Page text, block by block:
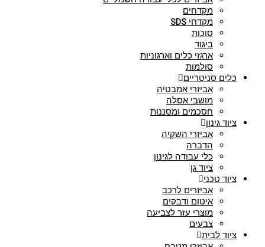
מקדחים
מקדחי SDS
סוכות
ביגוד
ארגזי כלים וארגוניות
סולמות
כלים סניטריים
אביזרי אמבטיה
מושבי אסלה
חסכמים ומסננות
ציוד גינון
אביזרי השקיה
הדברה
כלי עבודה לגינון
ציוד גן
ציוד טכני
אביזרים לרכב
איטום ודבקים
מוצרי עזר לצביעה
צבעים
ציוד לבית